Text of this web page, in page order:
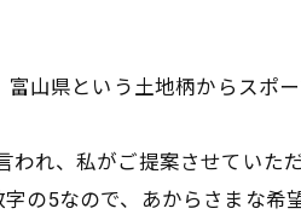
富山県という土地柄からス
れ、私がご提案させていた
の5なので、あからさまな